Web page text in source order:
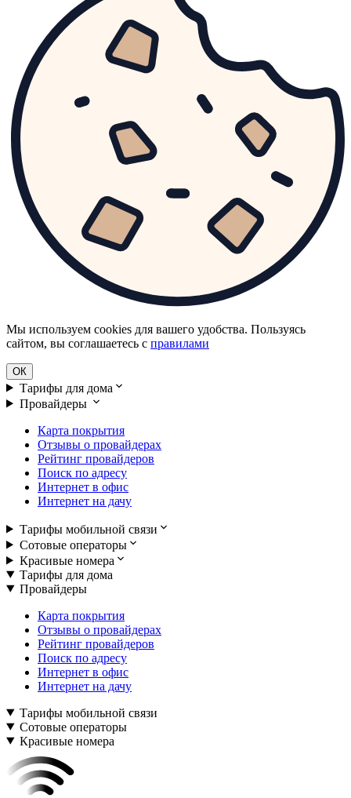
Мы используем cookies для вашего удобства. Пользуясь
сайтом, вы соглашаетесь с правилами
ОК
Тарифы для дома
Провайдеры
Карта покрытия
Отзывы о провайдерах
Рейтинг провайдеров
Поиск по адресу
Интернет в офис
Интернет на дачу
Тарифы мобильной связи
Сотовые операторы
Красивые номера
Тарифы для дома
Провайдеры
Карта покрытия
Отзывы о провайдерах
Рейтинг провайдеров
Поиск по адресу
Интернет в офис
Интернет на дачу
Тарифы мобильной связи
Сотовые операторы
Красивые номера